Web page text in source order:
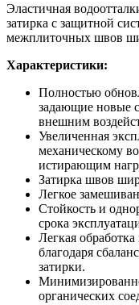
Эластичная
затирка с защитной
межплиточных швов
Характеристики:
Полностью
задающие новые
внешним
Увеличенная
механическому
истирающим
Затирка швов
Легкое
Стойкость и
срока
Легкая
благодаря
затирки.
органических